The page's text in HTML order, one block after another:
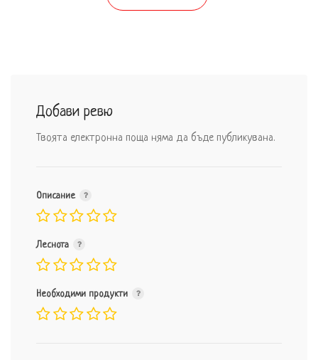
Добави ревю
Твоята електронна поща няма да бъде публикувана.
Описание
Леснота
Необходими продукти